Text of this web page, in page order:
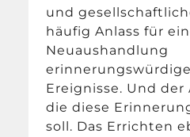
und
häufig Anlass für
Neuaushandlung
Ereignisse. Und der
die diese
soll. Das Errichten